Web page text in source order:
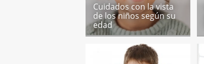
Cuidados con la vista
de los niños según su
edad